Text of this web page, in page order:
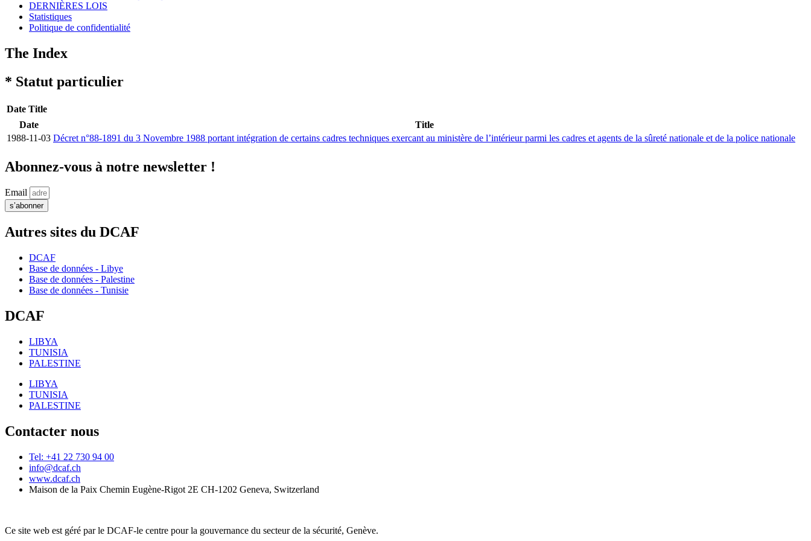
DERNIÈRES LOIS
Statistiques
Politique de confidentialité
The Index
* Statut particulier
Date Title
Date
Title
1988-11-03 Décret n°88-1891 du 3 Novembre 1988 portant intégration de certains cadres techniques exercant au ministère de l’intérieur parmi les cadres et agents de la sûreté nationale et de la police nationale
Abonnez-vous à notre newsletter !
Email
s’abonner
Autres sites du DCAF
DCAF
Base de données - Libye
Base de données - Palestine
Base de données - Tunisie
DCAF
LIBYA
TUNISIA
PALESTINE
LIBYA
TUNISIA
PALESTINE
Contacter nous
Tel: +41 22 730 94 00
info@dcaf.ch
www.dcaf.ch
Maison de la Paix Chemin Eugène-Rigot 2E CH-1202 Geneva, Switzerland
Ce site web est géré par le DCAF-le centre pour la gouvernance du secteur de la sécurité, Genève.